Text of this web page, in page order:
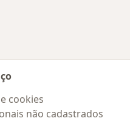
cookies
não cadastrados